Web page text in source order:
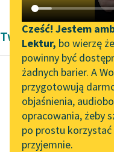
Katalog DAISY
Podkasty o książkach
Aktualności
„Prokurator Alicja Horn”
do słuchania
Byliśmy częścią AI
Lab
Cześć! Jestem
Lektur, bo wierzę
powinny być
żadnych barier. A
przygotowują
objaśnienia,
opracowania, żeby
po prostu korzystać
przyjemnie.
Twórczość